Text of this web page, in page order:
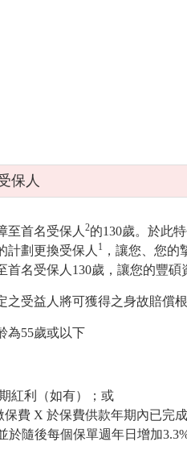
保人
至首名受保人 2的130歲。於此
計劃更換受保人 1 ，讓您、您
首名受保人130歲，讓您的豐碩
之受益人將可獲得之身故賠償
為55歲或以下
紅利（如有）；或
費 X 於保費供款年期內已完
於隨後每個保單週年日增加